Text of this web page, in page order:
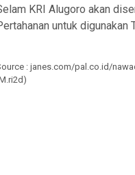
KRI Alugoro akan
untuk
: janes.com/pal.co.id/